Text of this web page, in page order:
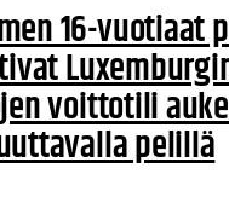
16-vuotiaat
voittotili
pelillä